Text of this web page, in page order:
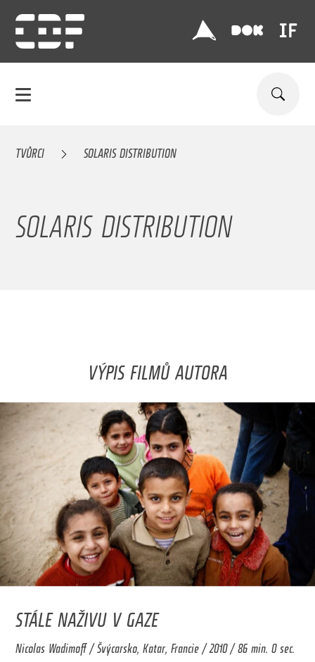
TVŮRCI SOLARIS DISTRIBUTION
SOLARIS DISTRIBUTION
VÝPIS FILMŮ AUTORA
STÁLE NAŽIVU V GAZE
Nicolas Wadimoff / Švýcarsko, Katar, Francie / 2010 / 86 min. 0 sec.